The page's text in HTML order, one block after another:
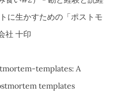
に生かすための「ポストモ
社 十印
templates: A
templates